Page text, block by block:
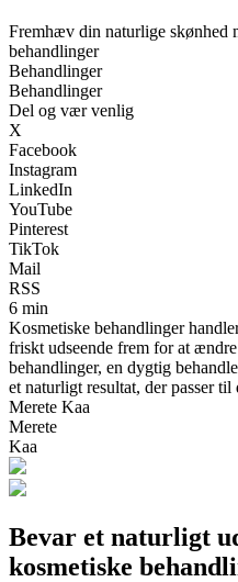
Fremhæv din naturlige skønhed
behandlinger
Behandlinger
Behandlinger
Del og vær venlig
X
Facebook
Instagram
LinkedIn
YouTube
Pinterest
TikTok
Mail
RSS
6 min
Kosmetiske behandlinger
friskt udseende frem for at
behandlinger, en dygtig
et naturligt resultat, der passer til
Merete Kaa
Merete
Kaa
Bevar et naturligt
kosmetiske